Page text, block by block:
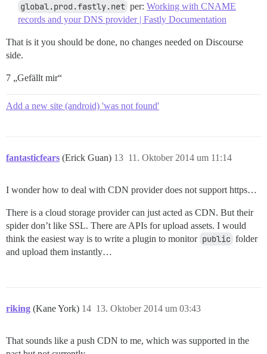
global.prod.fastly.net per: Working with CNAME
records and your DNS provider | Fastly Documentation
That is it you should be done, no changes needed on Discourse
side.
7 „Gefällt mir“
Add a new site (android) 'was not found'
fantasticfears (Erick Guan) 11. Oktober 2014 um 11:14
13
I wonder how to deal with CDN provider does not support https…
There is a cloud storage provider can just acted as CDN. But their
spider don’t like SSL. There are APIs for upload assets. I would
think the easiest way is to write a plugin to monitor public folder
and upload them instantly…
riking (Kane York) 13. Oktober 2014 um 03:43
14
That sounds like a push CDN to me, which was supported in the